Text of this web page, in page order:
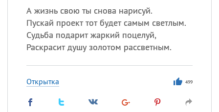
А жизнь свою ты снова нарисуй.
Пускай проект тот будет самым светлым.
Судьба подарит жаркий поцелуй,
Раскрасит душу золотом рассветным.
Открытка 499